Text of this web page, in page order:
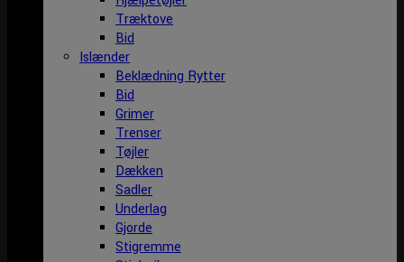
Træktove
Bid
Islænder
Beklædning Rytter
Bid
Grimer
Trenser
Tøjler
Dækken
Sadler
Underlag
Gjorde
Stigremme